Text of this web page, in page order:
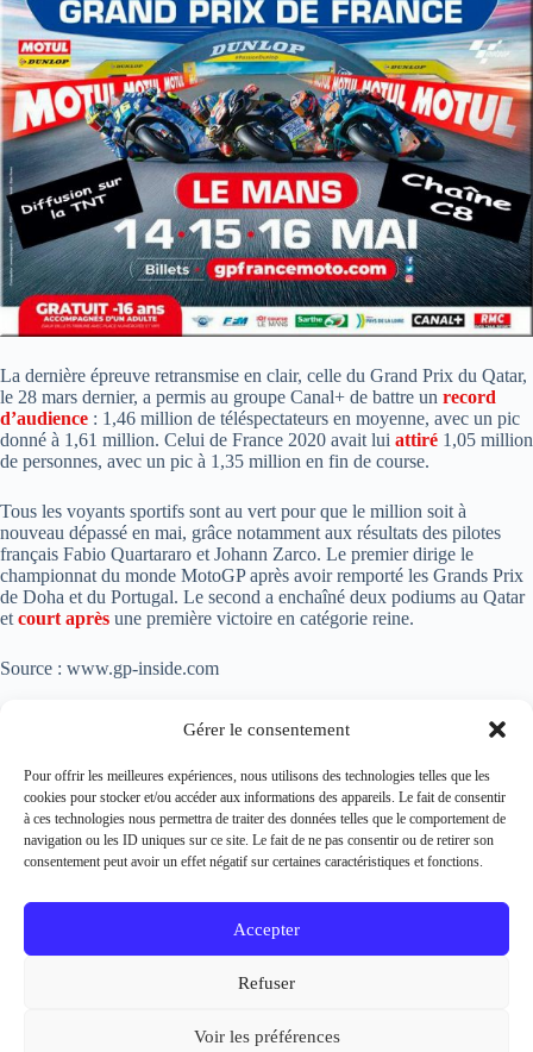
Gérer le consentement
Pour offrir les meilleures expériences, nous utilisons des technologies telles que les
cookies pour stocker et/ou accéder aux informations des appareils. Le fait de consentir
à ces technologies nous permettra de traiter des données telles que le comportement de
navigation ou les ID uniques sur ce site. Le fait de ne pas consentir ou de retirer son
consentement peut avoir un effet négatif sur certaines caractéristiques et fonctions.
Accepter
Refuser
Voir les préférences
La dernière épreuve retransmise en clair, celle du Grand Prix du Qatar,
le 28 mars dernier, a permis au groupe Canal+ de battre un record
d’audience : 1,46 million de téléspectateurs en moyenne, avec un pic
donné à 1,61 million. Celui de France 2020 avait lui attiré 1,05 million
de personnes, avec un pic à 1,35 million en fin de course.
Tous les voyants sportifs sont au vert pour que le million soit à
nouveau dépassé en mai, grâce notamment aux résultats des pilotes
français Fabio Quartararo et Johann Zarco. Le premier dirige le
championnat du monde MotoGP après avoir remporté les Grands Prix
de Doha et du Portugal. Le second a enchaîné deux podiums au Qatar
et court après une première victoire en catégorie reine.
Source : www.gp-inside.com
PRÉCÉDENT SUIVANT
Copyright Bikes On Track © 2026